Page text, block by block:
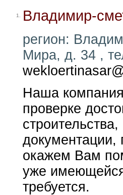
1. Владимир-
регион:
Мира, д. 34 ,
Наша
проверке
документации,
окажем Вам
уже
требуется.